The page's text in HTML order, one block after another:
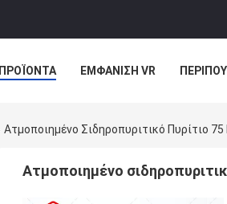
ΠΡΟΪΌΝΤΑ ΕΜΦΆΝΙΣΗ VR
Ατμοποιημένο Σιδηροπυριτικό Πυρίτιο
Ατμοποιημένο